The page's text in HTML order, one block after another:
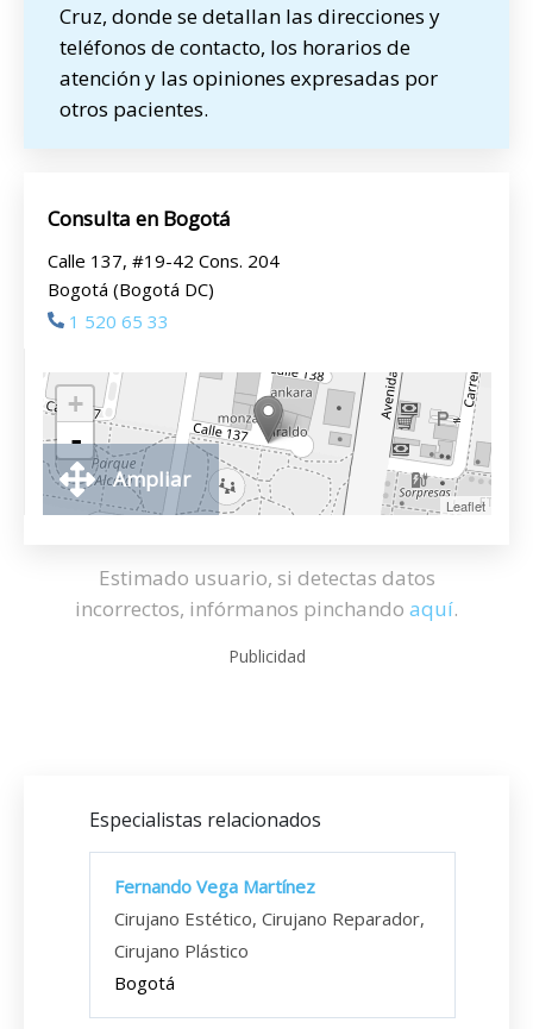
Cruz, donde se detallan las direcciones y
teléfonos de contacto, los horarios de
atención y las opiniones expresadas por
otros pacientes.
Consulta en Bogotá
Calle 137, #19-42 Cons. 204
Bogotá (Bogotá DC)
1 520 65 33
+
-
Leaflet
Ampliar
Estimado usuario, si detectas datos
incorrectos, infórmanos pinchando aquí.
Publicidad
Especialistas relacionados
Fernando Vega Martínez
Cirujano Estético, Cirujano Reparador,
Cirujano Plástico
Bogotá